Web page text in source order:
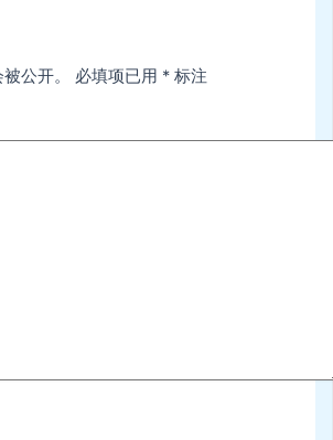
公开。 必填项已用 * 标注